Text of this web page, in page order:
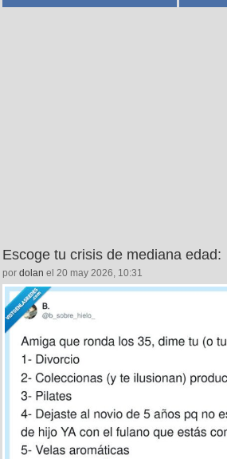
Escoge tu crisis de mediana edad:
por dolan el 20 may 2026, 10:31